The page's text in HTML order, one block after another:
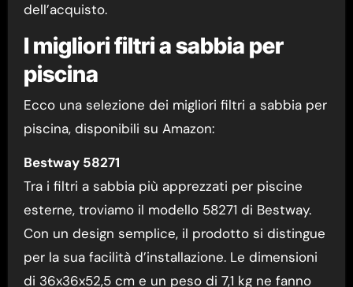
dell’acquisto.
I migliori filtri a sabbia per
piscina
Ecco una selezione dei migliori filtri a sabbia per
piscina, disponibili su Amazon:
Bestway 58271
Tra i filtri a sabbia più apprezzati per piscine
esterne, troviamo il modello 58271 di Bestway.
Con un design semplice, il prodotto si distingue
per la sua facilità d’installazione. Le dimensioni
di 36x36x52,5 cm e un peso di 7,1 kg ne fanno